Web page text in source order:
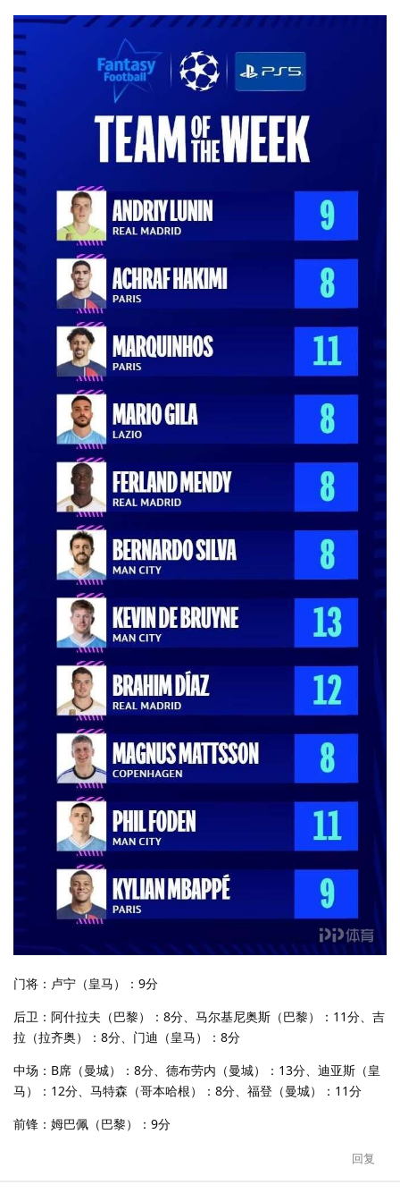
门将：卢宁（皇马）：9分
后卫：阿什拉夫（巴黎）：8分、马尔基尼奥斯（巴黎）：11分、吉
拉（拉齐奥）：8分、门迪（皇马）：8分
中场：B席（曼城）：8分、德布劳内（曼城）：13分、迪亚斯（皇
马）：12分、马特森（哥本哈根）：8分、福登（曼城）：11分
前锋：姆巴佩（巴黎）：9分
回复